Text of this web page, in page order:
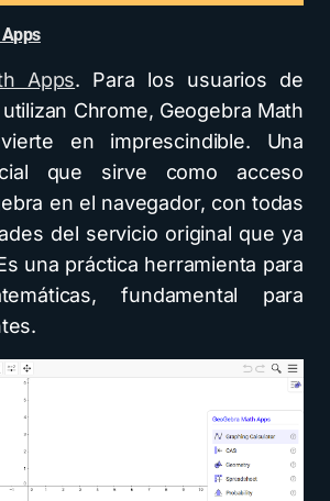
Apps. Para los usuarios de
Chrome, Geogebra Math
en imprescindible. Una
que sirve como acceso
en el navegador, con todas
del servicio original que ya
una práctica herramienta para
fundamental para